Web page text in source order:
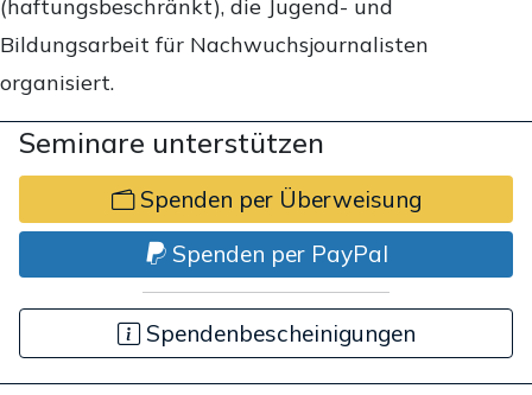
(haftungsbeschränkt), die Jugend- und
Bildungsarbeit für Nachwuchsjournalisten
organisiert.
Seminare unterstützen
Spenden per Überweisung
Spenden per PayPal
Spendenbescheinigungen